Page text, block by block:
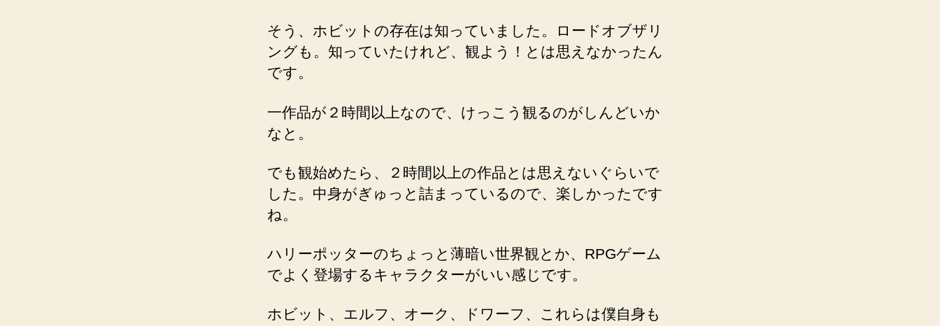
そう、ホビットの存在は知っていました。ロードオブザリ
ングも。知っていたけれど、観よう！とは思えなかったん
です。
一作品が２時間以上なので、けっこう観るのがしんどいか
なと。
でも観始めたら、２時間以上の作品とは思えないぐらいで
した。中身がぎゅっと詰まっているので、楽しかったです
ね。
ハリーポッターのちょっと薄暗い世界観とか、RPGゲーム
でよく登場するキャラクターがいい感じです。
ホビット、エルフ、オーク、ドワーフ、これらは僕自身も